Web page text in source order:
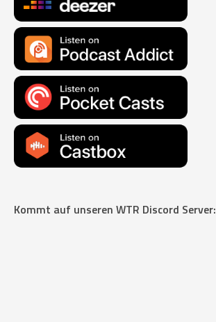
Kommt auf unseren WTR Discord Server: